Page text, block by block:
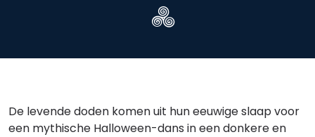
De levende doden komen uit hun eeuwige slaap voor
een mythische Halloween-dans in een donkere en